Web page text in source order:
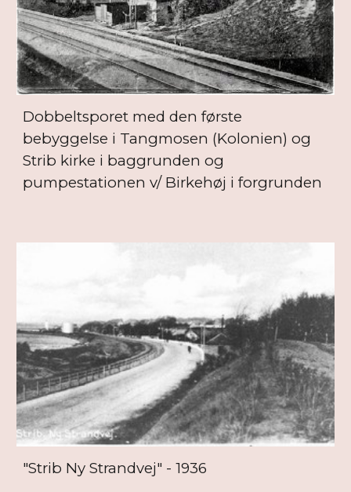
Dobbeltsporet med den første
bebyggelse i Tangmosen (Kolonien) og
Strib kirke i baggrunden og
pumpestationen v/ Birkehøj i forgrunden
"Strib Ny Strandvej" - 1936